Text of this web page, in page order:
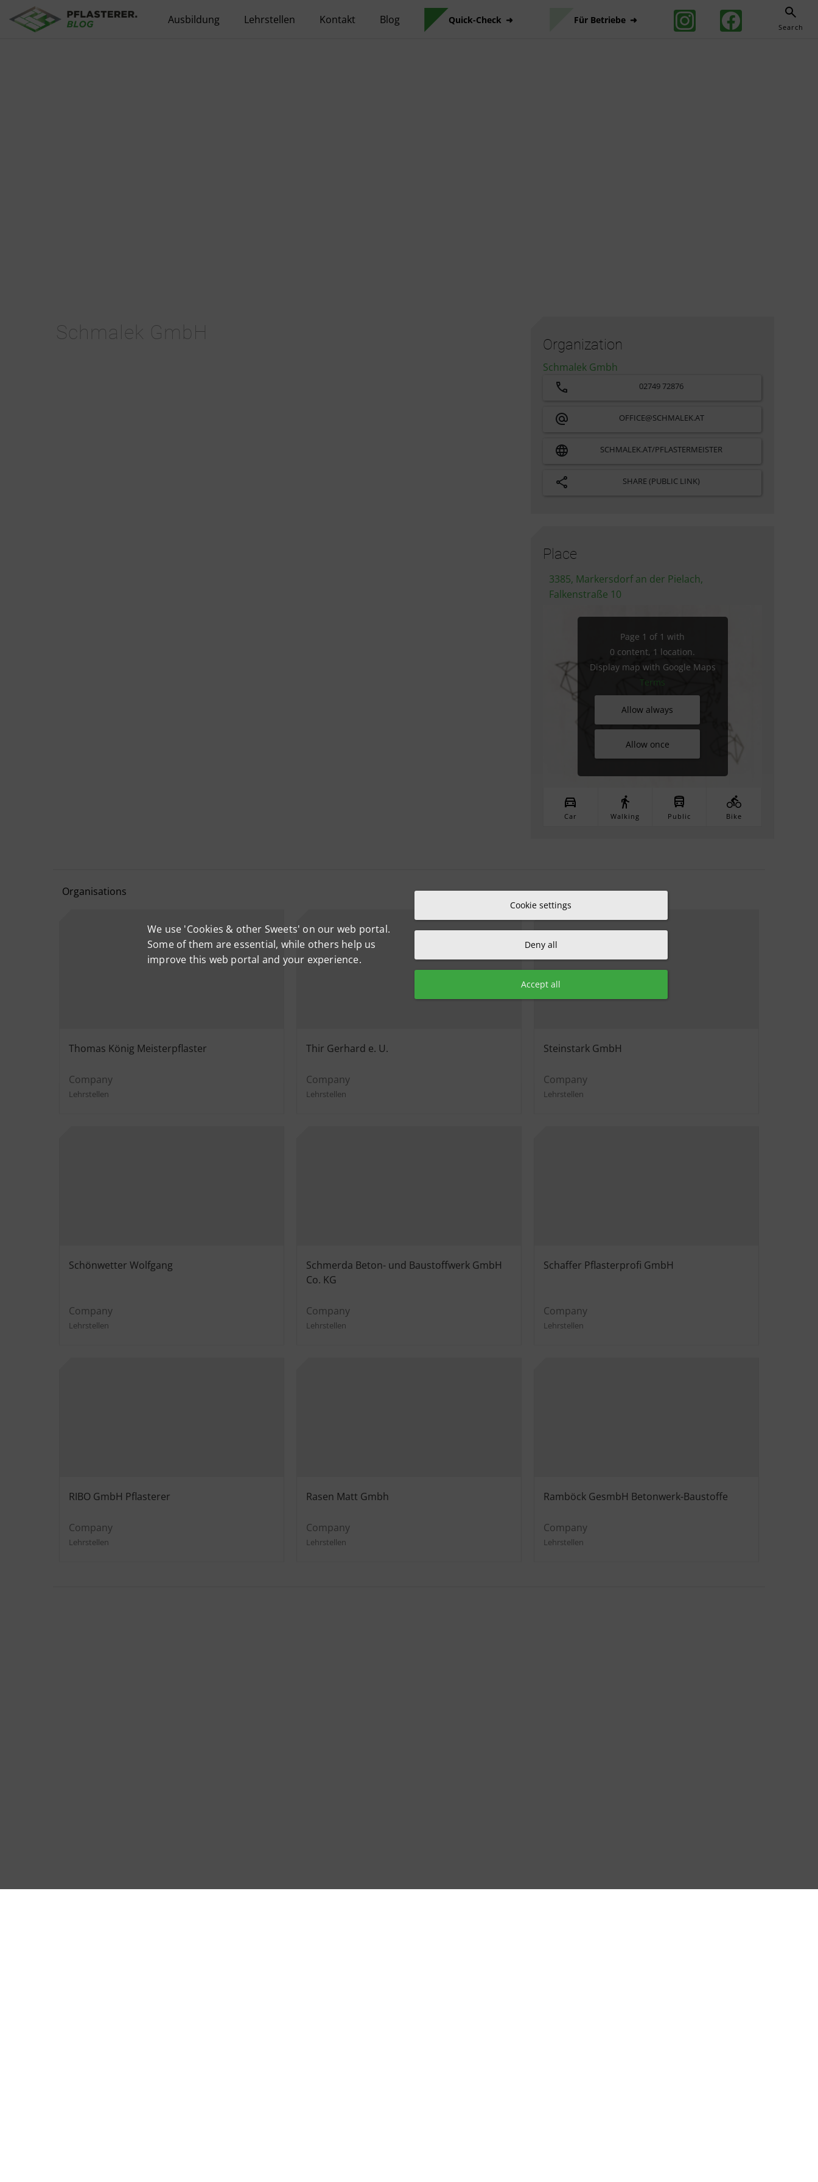
Ausbildung Lehrstellen Kontakt Blog Quick-Check Für Betriebe
Search
Schmalek GmbH
Organization
Schmalek Gmbh
02749 72876
OFFICE@SCHMALEK.AT
SCHMALEK.AT/PFLASTERMEISTER
SHARE (PUBLIC LINK)
Place
3385, Markersdorf an der Pielach,
Falkenstraße 10
Page 1 of 1 with
0 content, 1 location.
Display map with Google Maps
Terms
Allow always
Allow once
Car Walking Public Bike
Organisations
Thomas König Meisterpflaster
Company
Lehrstellen
Thir Gerhard e. U.
Company
Lehrstellen
Steinstark GmbH
Company
Lehrstellen
Schönwetter Wolfgang
Company
Lehrstellen
Schmerda Beton- und Baustoffwerk GmbH
Co. KG
Company
Lehrstellen
Schaffer Pflasterprofi GmbH
Company
Lehrstellen
RIBO GmbH Pflasterer
Company
Lehrstellen
Rasen Matt Gmbh
Company
Lehrstellen
Ramböck GesmbH Betonwerk-Baustoffe
Company
Lehrstellen
We use 'Cookies & other Sweets' on our web portal.
Some of them are essential, while others help us
improve this web portal and your experience.
Cookie settings
Deny all
Accept all